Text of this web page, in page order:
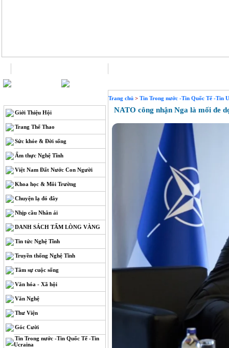
Giới Thiệu Hội
Trang Thể Thao
Sức khỏe & Đời sống
Ẩm thực Nghệ Tĩnh
Việt Nam Đất Nước Con Người
Khoa học & Môi Trường
Chuyện lạ đó đây
Nhịp cầu Nhân ái
DANH SÁCH TẤM LÒNG VÀNG
Tin tức Nghệ Tĩnh
Truyền thống Nghệ Tĩnh
Tâm sự cuộc sống
Văn hóa - Xã hội
Văn Nghệ
Thư Viện
Góc Cười
Tin Trong nước -Tin Quốc Tế -Tin
Ucraina
Trang chủ > Tin Trong nước -Tin Quốc Tế -Tin
NATO công nhận Nga là mối đe